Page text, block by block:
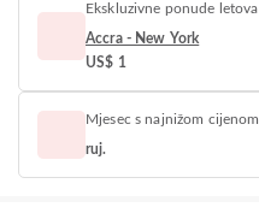
Ekskluzivne ponude letova
Accra - New York
US$ 1
Mjesec s najnižom cijenom
ruj.